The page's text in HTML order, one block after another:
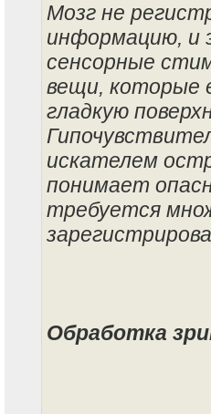
Мозг не
информацию, и
сенсорные
вещи, которые
гладкую
искателем
понимает
требуется
Обработка